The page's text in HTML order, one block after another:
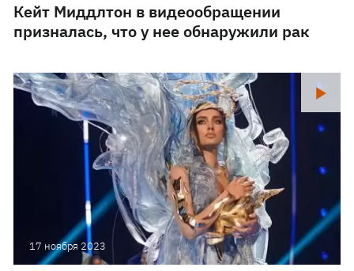
Кейт Миддлтон в видеообращении
призналась, что у нее обнаружили рак
17 ноября 2023